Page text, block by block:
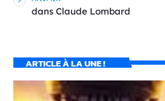
dans Claude Lombard
ARTICLE À LA UNE !